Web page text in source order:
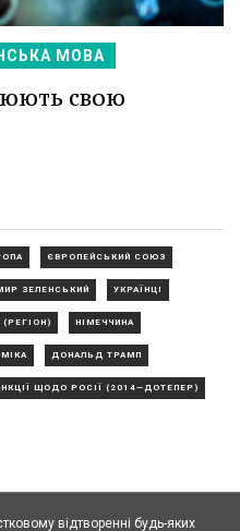
МОВА
свою
ЄВРОПЕЙСЬКИЙ СОЮЗ
ЗЕЛЕНСЬКИЙ УКРАЇНЦІ
(РЕГІОН) НІМЕЧЧИНА
ДОНАЛЬД ТРАМП
ЩОДО РОСІЇ (2014—ДОТЕПЕР)
відтворенні будь-яких